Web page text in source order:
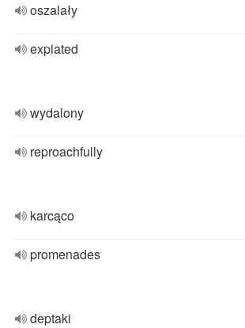
oszalały
expiated
wydalony
reproachfully
karcąco
promenades
deptaki